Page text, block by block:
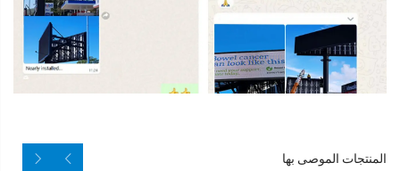
المنتجات الموصى بها